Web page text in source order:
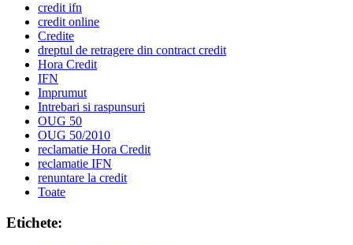
credit ifn
credit online
Credite
dreptul de retragere din contract credit
Hora Credit
IFN
Imprumut
Intrebari si raspunsuri
OUG 50
OUG 50/2010
reclamatie Hora Credit
reclamatie IFN
renuntare la credit
Toate
Etichete: